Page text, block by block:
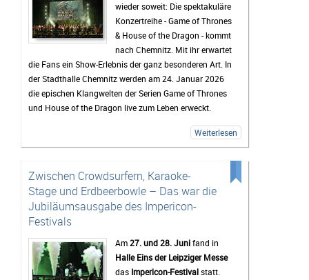
wieder soweit: Die spektakuläre
Konzertreihe - Game of Thrones
& House of the Dragon - kommt
nach Chemnitz. Mit ihr erwartet
die Fans ein Show-Erlebnis der ganz besonderen Art. In
der Stadthalle Chemnitz werden am 24. Januar 2026
die epischen Klangwelten der Serien Game of Thrones
und House of the Dragon live zum Leben erweckt.
Das Publikum darf sich auf ein Konzert freuen, das die
bekanntesten Themen der Serien mit eindrucksvoller
Ramin Djawadi werden dabei tief in die Geschichten
eingebettet und tragen maßgeblich zur Atmosphäre der
Serien bei – live entfalten sie ihre emotionale Kraft
umso stärker.
Töne starten, laufen einem die Serienmomente
automatisch wieder durch den Kopf – ob Drachen-
Action, Intrigen oder diese ikonischen Szenen, die man
Weiterlesen
Zwischen Crowdsurfern, Karaoke-
Stage und Erdbeerbowle – Das war die
Jubiläumsausgabe des Impericon-
Festivals
Am27. und 28. Junifand in
Halle Eins der Leipziger Messe
das Impericon-Festivalstatt.